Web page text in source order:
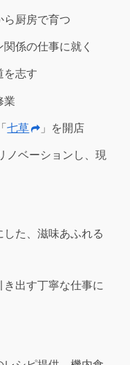
ら厨房で育つ
係の仕事に就く
を志す
業
七草 」を開店
ノベーションし、現
た、滋味あふれる
出す丁寧な仕事に